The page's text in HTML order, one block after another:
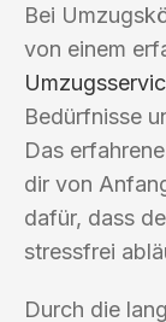
Bei
von einem
Bedürfnisse
Das
dir von
dafür, dass
stressfrei
Durch die